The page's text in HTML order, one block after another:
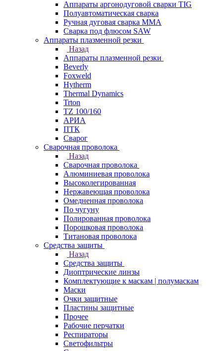
Аппараты аргонодуговой сварки TIG
Полуавтоматическая сварка
Ручная дуговая сварка MMA
Сварка под флюсом SAW
Аппараты плазменной резки
Назад
Аппараты плазменной резки
Beverly
Foxweld
Hytherm
Thermal Dynamics
Trton
TZ 100/160
АРИА
ПТК
Сварог
Сварочная проволока
Назад
Сварочная проволока
Алюминиевая проволока
Высоколегированная
Нержавеющая проволока
Омедненная проволока
По чугуну
Полированная проволока
Порошковая проволока
Титановая проволока
Средства защиты
Назад
Средства защиты
Диоптрические линзы
Комплектующие к маскам | полумаскам
Маски
Очки защитные
Пластины защитные
Прочее
Рабочие перчатки
Респираторы
Светофильтры